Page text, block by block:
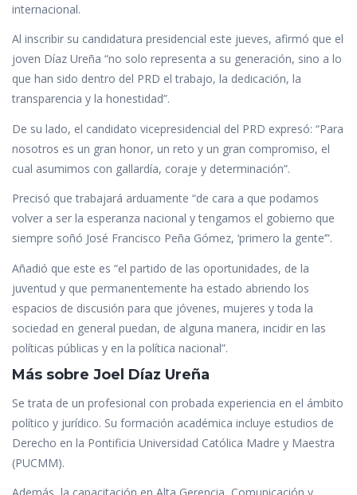
internacional.
Al inscribir su candidatura presidencial este jueves, afirmó que el
joven Díaz Ureña “no solo representa a su generación, sino a lo
que han sido dentro del PRD el trabajo, la dedicación, la
transparencia y la honestidad”.
De su lado, el candidato vicepresidencial del PRD expresó: “Para
nosotros es un gran honor, un reto y un gran compromiso, el
cual asumimos con gallardía, coraje y determinación”.
Precisó que trabajará arduamente “de cara a que podamos
volver a ser la esperanza nacional y tengamos el gobierno que
siempre soñó José Francisco Peña Gómez, ‘primero la gente’”.
Añadió que este es “el partido de las oportunidades, de la
juventud y que permanentemente ha estado abriendo los
espacios de discusión para que jóvenes, mujeres y toda la
sociedad en general puedan, de alguna manera, incidir en las
políticas públicas y en la política nacional”.
Más sobre Joel Díaz Ureña
Se trata de un profesional con probada experiencia en el ámbito
político y jurídico. Su formación académica incluye estudios de
Derecho en la Pontificia Universidad Católica Madre y Maestra
(PUCMM).